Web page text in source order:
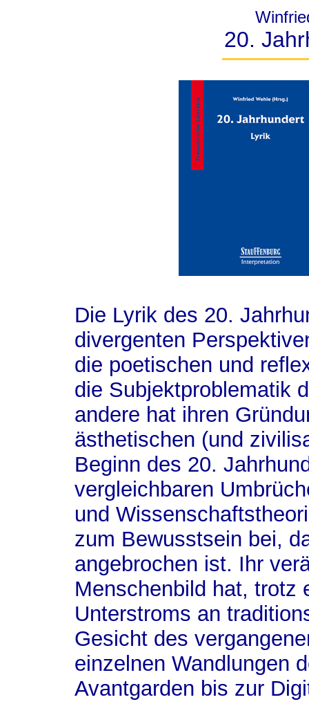
20.
Die Lyrik des 20.
divergenten
die poetischen und
die Subjektproblematik
andere hat ihren
ästhetischen (und
Beginn des 20.
vergleichbaren
und
zum Bewusstsein bei,
angebrochen ist. Ihr
Menschenbild hat, trotz
Unterstroms an
Gesicht des
einzelnen Wandlungen
Avantgarden bis zur